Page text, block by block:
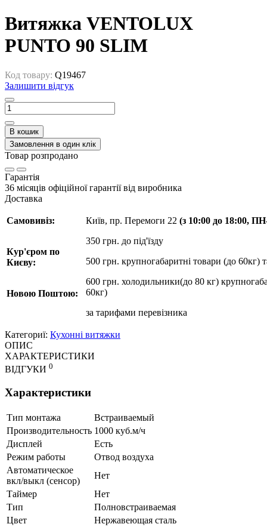
Витяжка VENTOLUX
PUNTO 90 SLIM
Код товару: Q19467
Залишити відгук
В кошик
Замовлення в один клік
Товар розпродано
Гарантія
36 місяців офіційної гарантії від виробника
Доставка
Самовивіз:
Кур'єром по
Києву:
Новою Поштою:
Київ, пр. Перемоги 22 (з 10:00 до 18:00,
350 грн. до під'їзду
500 грн. крупногабаритні товари (до 60кг)
600 грн. холодильники(до 80 кг)
60кг)
за тарифами перевізника
Категориї: Кухонні витяжки
ОПИС
ХАРАКТЕРИСТИКИ
ВІДГУКИ 0
Характеристики
Тип монтажа
Встраиваемый
Производительность 1000 куб.м/ч
Дисплей
Есть
Режим работы
Отвод воздуха
Автоматическое
вкл/выкл (сенсор)
Нет
Таймер
Нет
Тип
Полновстраиваемая
Цвет
Нержавеющая сталь